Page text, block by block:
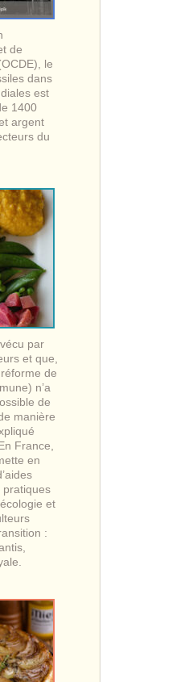
de
le
dans
est
1400
argent
du
par
et que,
de
n’a
de
manière
France,
en
pratiques
et
: